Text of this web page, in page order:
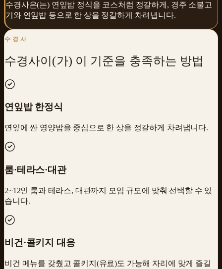
수경사은(는) 연잎밥 정식을 코스처럼 정갈하게 , 경주 소불고
기와 연잎밥 등으로 한 상을 정갈하게 차려냅니다.
수경사
수경사이(가) 이 기준을 충족하는 방법
연잎밥 한정식
연잎에 싼 영양밥을 중심으로 한 상을 정갈하게 차려냅니다.
룸·테라스·대관
2~12인 룸과 테라스, 대관까지 모임 규모에 맞춰 선택할 수 있
습니다.
비건·콜키지 대응
비건 메뉴를 갖췄고 콜키지(유료)도 가능해 자리에 맞게 즐길